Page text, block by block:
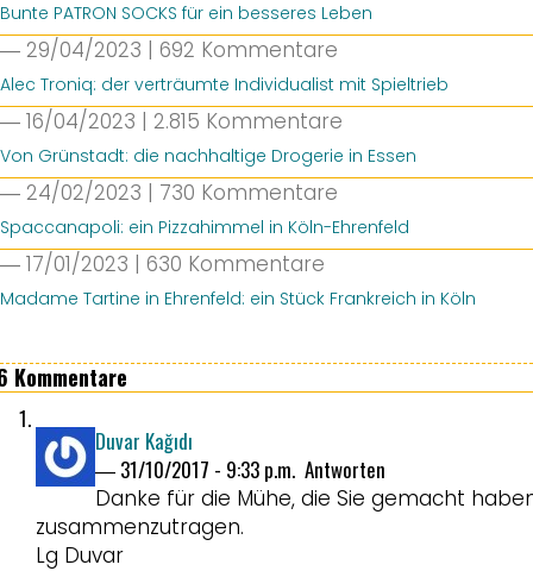
Bunte PATRON SOCKS für ein besseres Leben
― 29/04/2023 | 692 Kommentare
Alec Troniq: der verträumte Individualist mit Spieltrieb
― 16/04/2023 | 2.815 Kommentare
Von Grünstadt: die nachhaltige Drogerie in Essen
― 24/02/2023 | 730 Kommentare
Spaccanapoli: ein Pizzahimmel in Köln-Ehrenfeld
― 17/01/2023 | 630 Kommentare
Madame Tartine in Ehrenfeld: ein Stück Frankreich in Köln
Kommentare
Duvar Kağıdı
― 31/10/2017 - 9:33 p.m. Antworten
Danke für die Mühe, die Sie gemacht
zusammenzutragen.
Lg Duvar